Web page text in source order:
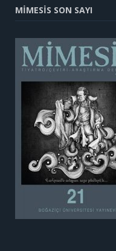
MİMESİS SON SAYI